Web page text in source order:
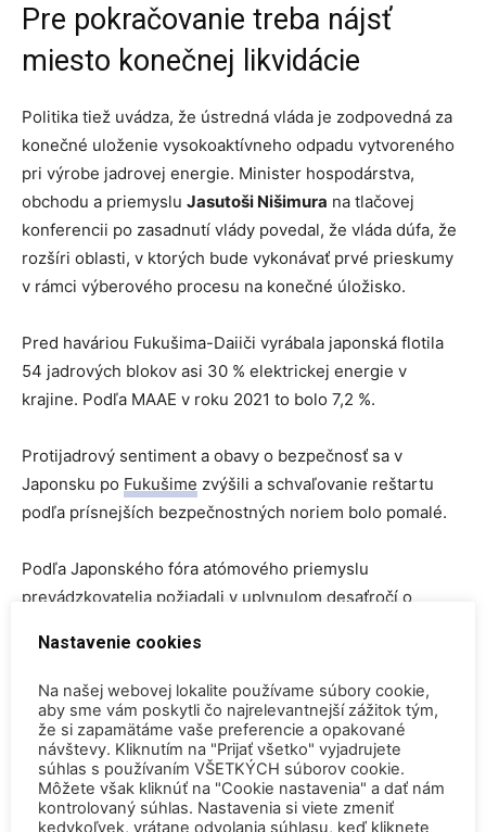
Pre pokračovanie treba nájsť
miesto konečnej likvidácie
Politika tiež uvádza, že ústredná vláda je zodpovedná za
konečné uloženie vysokoaktívneho odpadu vytvoreného
pri výrobe jadrovej energie. Minister hospodárstva,
obchodu a priemyslu Jasutoši Nišimura na tlačovej
konferencii po zasadnutí vlády povedal, že vláda dúfa, že
rozšíri oblasti, v ktorých bude vykonávať prvé prieskumy
v rámci výberového procesu na konečné úložisko.
Pred haváriou Fukušima-Daiiči vyrábala japonská flotila
54 jadrových blokov asi 30 % elektrickej energie v
krajine. Podľa MAAE v roku 2021 to bolo 7,2 %.
Protijadrový sentiment a obavy o bezpečnosť sa v
Japonsku po Fukušime zvýšili a schvaľovanie reštartu
podľa prísnejších bezpečnostných noriem bolo pomalé.
Podľa Japonského fóra atómového priemyslu
prevádzkovatelia požiadali v uplynulom desaťročí o
bezpečnostnými kontrolami a iba 10 obnovilo prevádzku.
ZDROJ
Nucnet
TAGY
Fukušima Japonsko predlžovanie životnosti
Nastavenie cookies
Na našej webovej lokalite používame súbory cookie,
aby sme vám poskytli čo najrelevantnejší zážitok tým,
že si zapamätáme vaše preferencie a opakované
návštevy. Kliknutím na "Prijať všetko" vyjadrujete
súhlas s používaním VŠETKÝCH súborov cookie.
Môžete však kliknúť na "Cookie nastavenia" a dať nám
kontrolovaný súhlas. Nastavenia si viete zmeniť
kedykoľvek, vrátane odvolania súhlasu, keď kliknete